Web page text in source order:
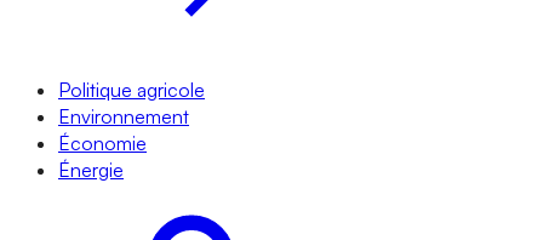
Politique agricole
Environnement
Économie
Énergie